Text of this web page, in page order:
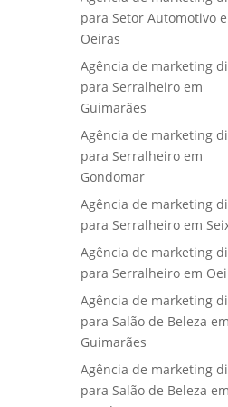
para Setor Automotivo
Oeiras
Agência de marketing
para Serralheiro em
Guimarães
Agência de marketing
para Serralheiro em
Gondomar
Agência de marketing
para Serralheiro em
Agência de marketing
para Serralheiro em
Agência de marketing
para Salão de Beleza em
Guimarães
Agência de marketing
para Salão de Beleza em